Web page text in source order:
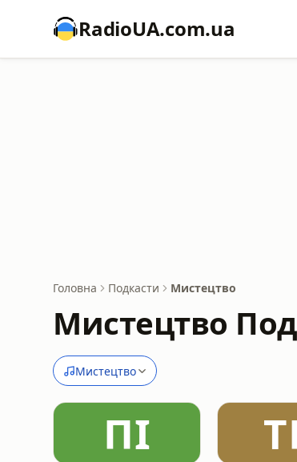
RadioUA.com.ua
Головна Подкасти Мистецтво
Мистецтво
Мистецтво
ПІ